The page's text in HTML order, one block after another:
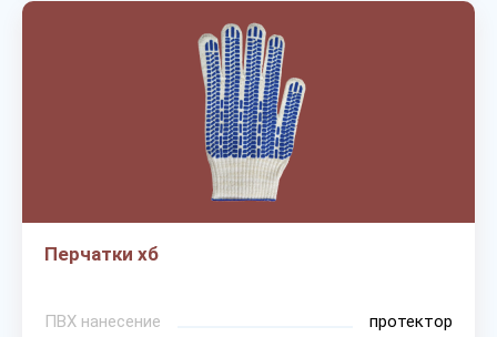
Перчатки хб
ПВХ нанесение
протектор